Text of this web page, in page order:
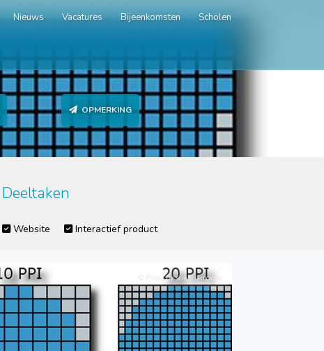
Nieuws Vacatures Bijeenkomsten Scholen
OPMERKING
Deeltaken
Website Interactief product
© Photo by scientiamobile